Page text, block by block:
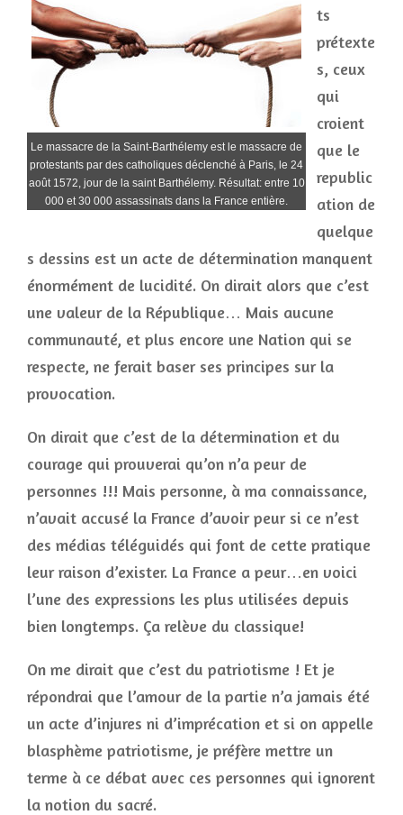
Le massacre de la Saint-Barthélemy est le massacre de
protestants par des catholiques déclenché à Paris, le 24
août 1572, jour de la saint Barthélemy. Résultat: entre 10
000 et 30 000 assassinats dans la France entière.
ts
prétexte
s, ceux
qui
croient
que le
republic
ation de
quelque
s dessins est un acte de détermination manquent
énormément de lucidité. On dirait alors que c’est
une valeur de la République… Mais aucune
communauté, et plus encore une Nation qui se
respecte, ne ferait baser ses principes sur la
provocation.
On dirait que c’est de la détermination et du
courage qui prouverai qu’on n’a peur de
personnes !!! Mais personne, à ma connaissance,
n’avait accusé la France d’avoir peur si ce n’est
des médias téléguidés qui font de cette pratique
leur raison d’exister. La France a peur…en voici
l’une des expressions les plus utilisées depuis
bien longtemps. Ça relève du classique!
On me dirait que c’est du patriotisme ! Et je
répondrai que l’amour de la partie n’a jamais été
un acte d’injures ni d’imprécation et si on appelle
blasphème patriotisme, je préfère mettre un
terme à ce débat avec ces personnes qui ignorent
la notion du sacré.